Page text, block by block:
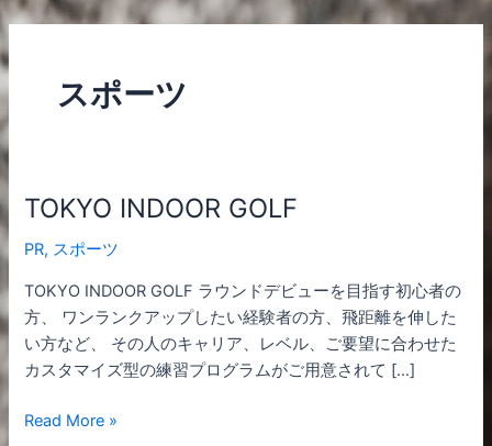
内
容
を
ス
キ
ッ
プ
スポーツ
TOKYO INDOOR GOLF
PR, スポーツ
TOKYO INDOOR GOLF ラウンドデビューを目指す初心者の
方、 ワンランクアップしたい経験者の方、飛距離を伸した
い方など、 その人のキャリア、レベル、ご要望に合わせた
カスタマイズ型の練習プログラムがご用意されて […]
TOKYO
GOLF
Read More »